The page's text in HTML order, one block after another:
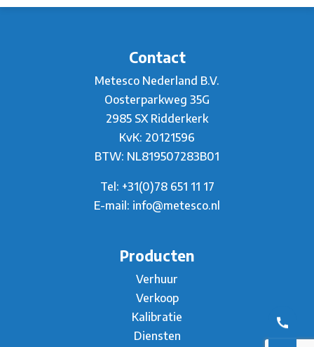
Contact
Metesco Nederland B.V.
Oosterparkweg 35G
2985 SX Ridderkerk
KvK: 20121596
BTW: NL819507283B01
Tel: +31(0)78 651 11 17
E-mail: info@metesco.nl
Producten
Verhuur
Verkoop
Kalibratie
Diensten